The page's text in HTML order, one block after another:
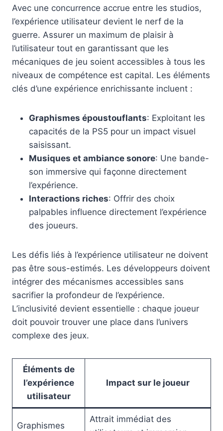
Avec une concurrence accrue entre les studios,
l’expérience utilisateur devient le nerf de la
guerre. Assurer un maximum de plaisir à
l’utilisateur tout en garantissant que les
mécaniques de jeu soient accessibles à tous les
niveaux de compétence est capital. Les éléments
clés d’une expérience enrichissante incluent :
Graphismes époustouflants: Exploitant les
capacités de la PS5 pour un impact visuel
saisissant.
Musiques et ambiance sonore: Une bande-
son immersive qui façonne directement
l’expérience.
Interactions riches: Offrir des choix
palpables influence directement l’expérience
des joueurs.
Les défis liés à l’expérience utilisateur ne doivent
pas être sous-estimés. Les développeurs doivent
intégrer des mécanismes accessibles sans
sacrifier la profondeur de l’expérience.
L’inclusivité devient essentielle : chaque joueur
doit pouvoir trouver une place dans l’univers
complexe des jeux.
Éléments de
l’expérience
utilisateur
Impact sur le joueur
Graphismes
Attrait immédiat des